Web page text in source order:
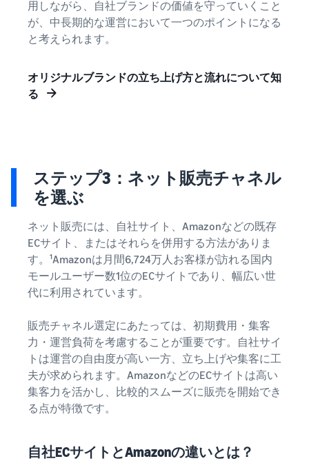
用しながら、自社ブランドの価値を守っていくこと
が、中長期的な運営において一つのポイントになる
と考えられます。
オリジナルブランドの立ち上げ方と流れについて知
る
ステップ3：ネット販売チャネル
を選ぶ
ネット販売には、自社サイト、Amazonなどの既存
ECサイト、またはそれらを併用する方法がありま
す。¹Amazonは月間6,724万人お客様が訪れる国内
モールユーザー数1位のECサイトであり、幅広い世
代に利用されています。
販売チャネル選定にあたっては、初期費用・集客
力・運営負荷を考慮することが重要です。自社サイ
トは運営の自由度が高い一方、立ち上げや集客に工
夫が求められます。AmazonなどのECサイトは高い
集客力を活かし、比較的スムーズに販売を開始でき
る点が特徴です。
自社ECサイトとAmazonの違いとは？